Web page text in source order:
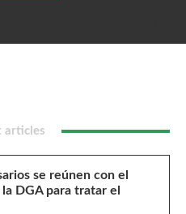
articles
se reúnen con el
DGA para tratar el